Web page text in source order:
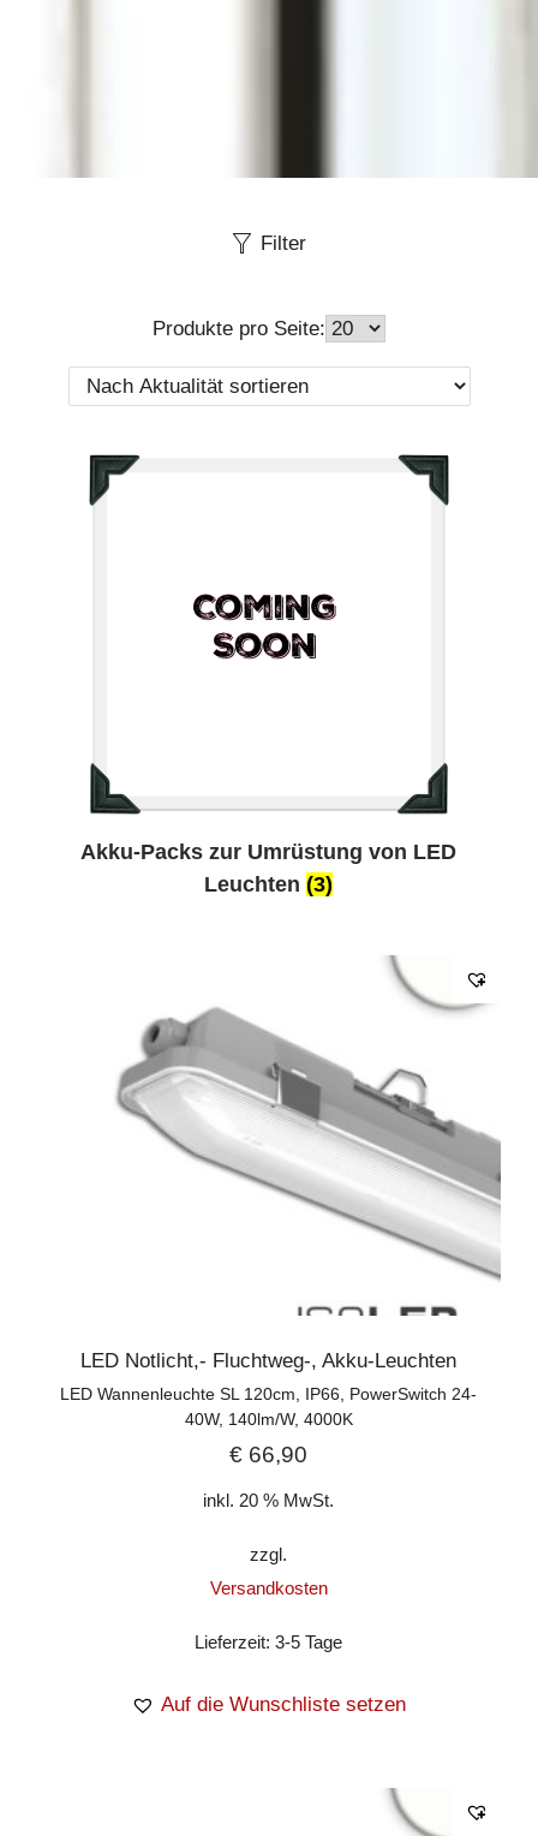
Filter
Produkte pro Seite:
Akku-Packs zur Umrüstung von LED
Leuchten(3)
LED Notlicht,- Fluchtweg-, Akku-Leuchten
LED Wannenleuchte SL 120cm, IP66, PowerSwitch 24-
40W, 140lm/W, 4000K
€ 66,90
inkl. 20 % MwSt.
zzgl.
Versandkosten
Lieferzeit:3-5 Tage
Auf die Wunschliste setzen